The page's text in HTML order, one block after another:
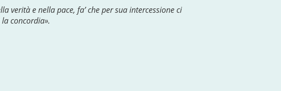
verità e nella pace, fa’ che per sua intercessione ci
concordia».